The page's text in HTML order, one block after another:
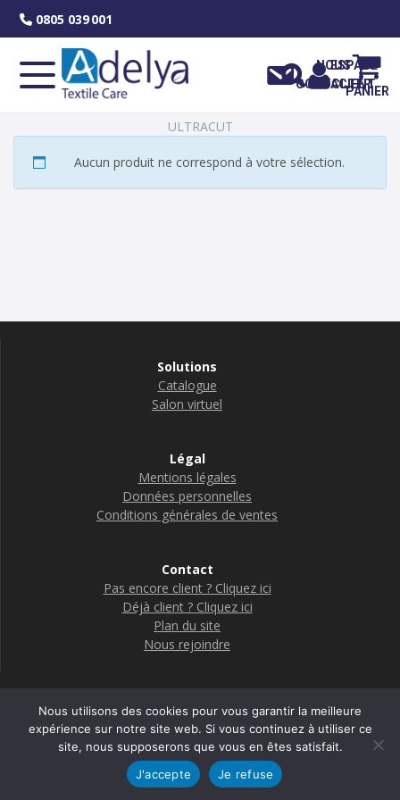
0805 039 001
NOUS
CONTACTER
ESPACE
CLIENT
PANIER
ULTRACUT
Aucun produit ne correspond à votre sélection.
Solutions
Catalogue
Salon virtuel
Légal
Mentions légales
Données personnelles
Conditions générales de ventes
Contact
Pas encore client ? Cliquez ici
Déjà client ? Cliquez ici
Plan du site
Nous rejoindre
Boutique Adelya Textile Care
© 2026 Adelya
Nous utilisons des cookies pour vous garantir la meilleure
expérience sur notre site web. Si vous continuez à utiliser ce
site, nous supposerons que vous en êtes satisfait.
J'accepte
Je refuse